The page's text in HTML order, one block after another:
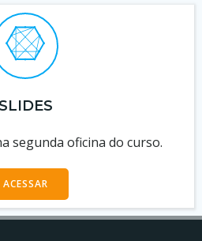
SLIDES
segunda oficina do curso.
ACESSAR